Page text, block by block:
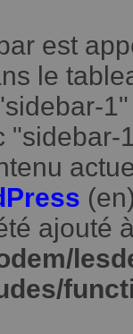
est
le
"sidebar-
ajouté